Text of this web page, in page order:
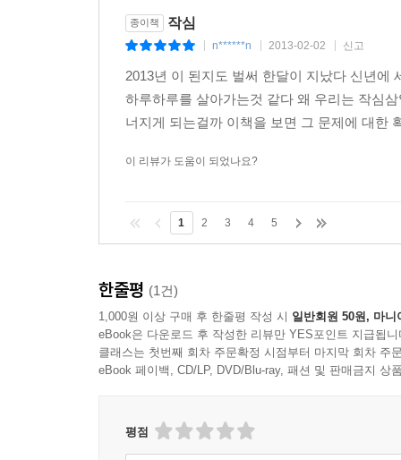
종이책 작심
n******n 2013-02-02 신고
2013년 이 된지도 벌써 한달이 지났다 신년에
하루하루를 살아가는것 같다 왜 우리는 작심
너지게 되는걸까 이책을 보면 그 문제에 대한
이 리뷰가 도움이 되었나요?
1 2 3 4 5
한줄평 (1건)
1,000원 이상 구매 후 한줄평 작성 시 일반회원 50원, 마니
eBook은 다운로드 후 작성한 리뷰만 YES포인트 지급됩니
클래스는 첫번째 회차 주문확정 시점부터 마지막 회차 주
eBook 페이백, CD/LP, DVD/Blu-ray, 패션 및 판매금지 상
평점